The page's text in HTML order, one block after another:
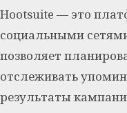
Hootsuite — это
социальными
позволяет
отслеживать
результаты